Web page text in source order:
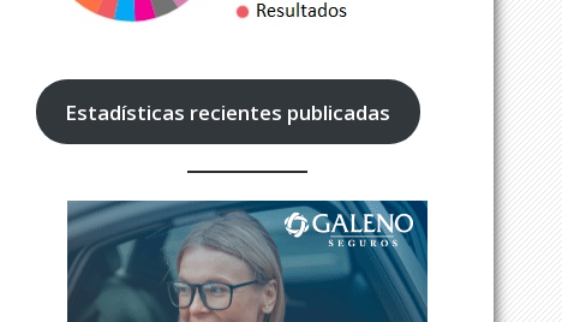
Estadísticas recientes publicadas